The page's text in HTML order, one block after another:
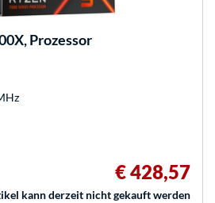
Prozessor
€ 428,57
kann derzeit nicht gekauft werden